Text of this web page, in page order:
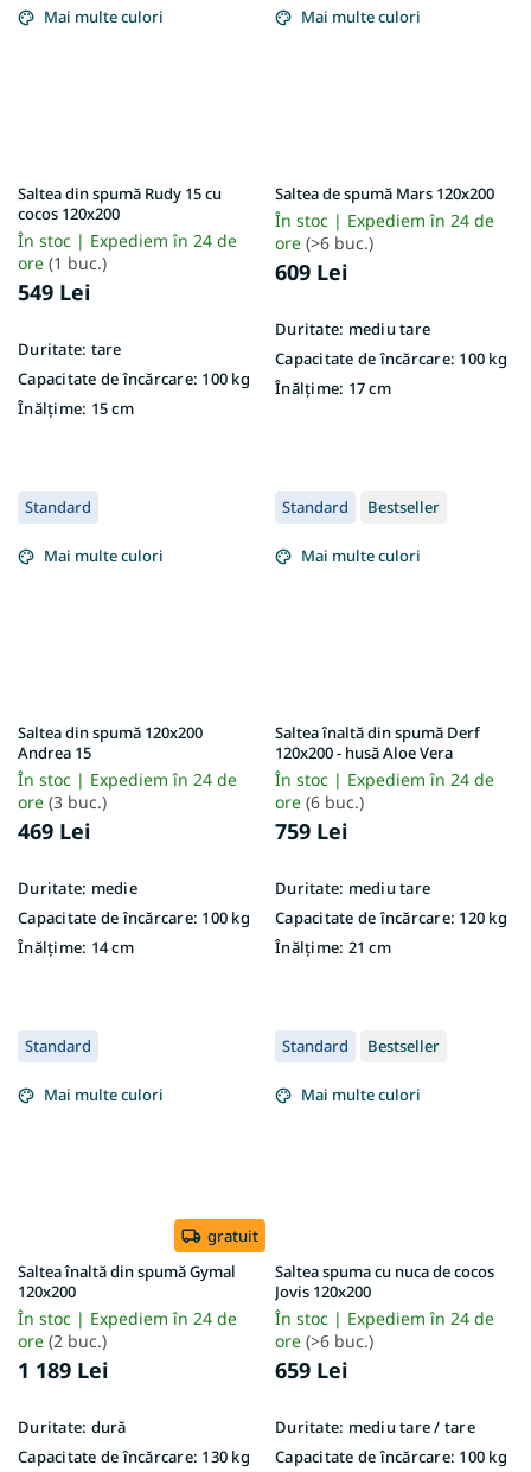
Mai multe culori
Saltea din spumă Rudy 15 cu
cocos 120x200
În stoc | Expediem în 24 de
ore (1 buc.)
549 Lei
Duritate: tare
Capacitate de încărcare: 100 kg
Înălțime: 15 cm
Mai multe culori
Saltea de spumă Mars 120x200
În stoc | Expediem în 24 de
ore (>6 buc.)
609 Lei
Duritate: mediu tare
Capacitate de încărcare: 100 kg
Înălțime: 17 cm
Standard
Mai multe culori
Saltea din spumă 120x200
Andrea 15
În stoc | Expediem în 24 de
ore (3 buc.)
469 Lei
Duritate: medie
Capacitate de încărcare: 100 kg
Înălțime: 14 cm
Standard Bestseller
Mai multe culori
Saltea înaltă din spumă Derf
120x200 - husă Aloe Vera
În stoc | Expediem în 24 de
ore (6 buc.)
759 Lei
Duritate: mediu tare
Capacitate de încărcare: 120 kg
Înălțime: 21 cm
Standard
Mai multe culori
gratuit
Saltea înaltă din spumă Gymal
120x200
În stoc | Expediem în 24 de
ore (2 buc.)
1 189 Lei
Duritate: dură
Capacitate de încărcare: 130 kg
Standard Bestseller
Mai multe culori
Saltea spuma cu nuca de cocos
Jovis 120x200
În stoc | Expediem în 24 de
ore (>6 buc.)
659 Lei
Duritate: mediu tare / tare
Capacitate de încărcare: 100 kg